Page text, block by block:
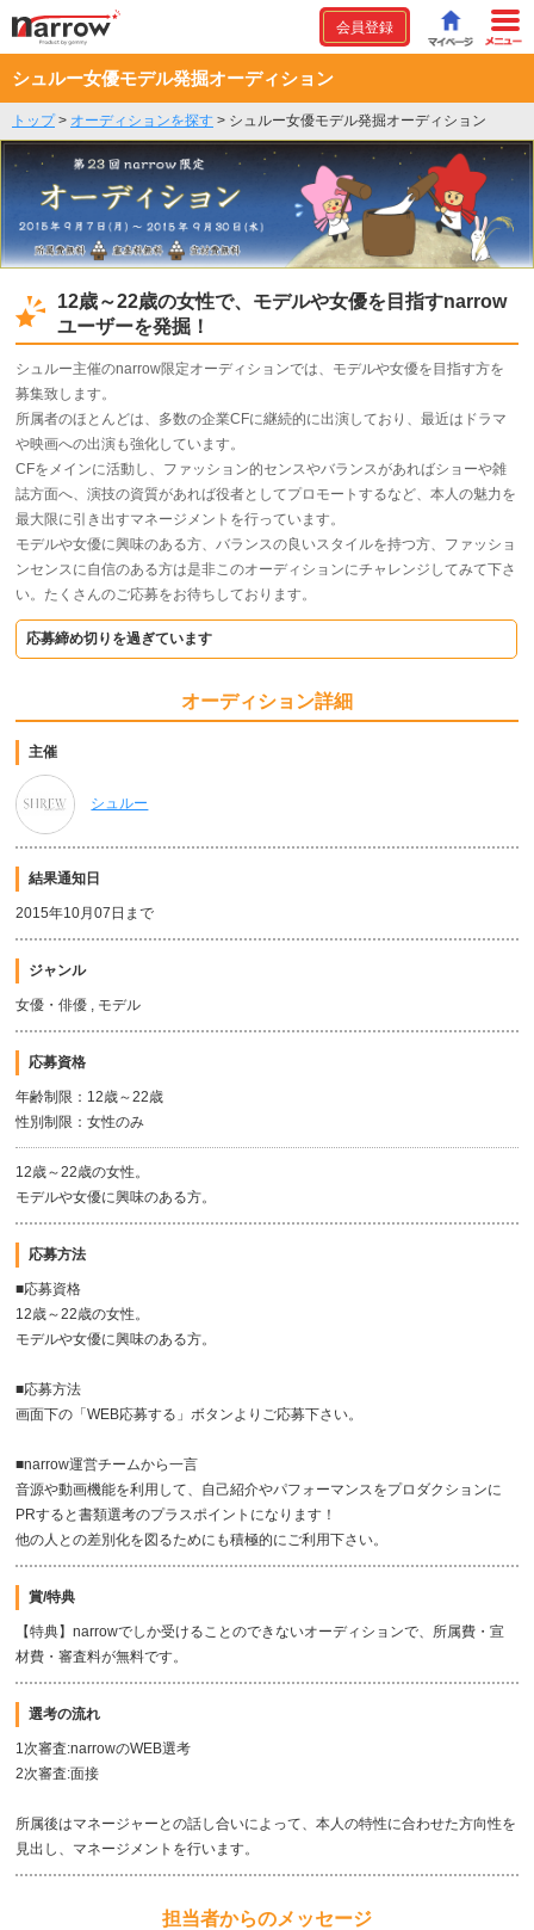
会員登録
シュルー女優モデル発掘オーディション
トップ> オーディションを探す > シュルー女優モデル発掘オーディション
12歳～22歳の女性で、モデルや女優を目指すnarrow
ユーザーを発掘！
シュルー主催のnarrow限定オーディションでは、モデルや女優を目指す方を
募集致します。
所属者のほとんどは、多数の企業CFに継続的に出演しており、最近はドラマ
や映画への出演も強化しています。
CFをメインに活動し、ファッション的センスやバランスがあればショーや雑
誌方面へ、演技の資質があれば役者としてプロモートするなど、本人の魅力を
最大限に引き出すマネージメントを行っています。
モデルや女優に興味のある方、バランスの良いスタイルを持つ方、ファッショ
ンセンスに自信のある方は是非このオーディションにチャレンジしてみて下さ
い。たくさんのご応募をお待ちしております。
応募締め切りを過ぎています
オーディション詳細
主催
シュルー
結果通知日
2015年10月07日まで
ジャンル
女優・俳優 , モデル
応募資格
年齢制限：12歳～22歳
性別制限：女性のみ
12歳～22歳の女性。
モデルや女優に興味のある方。
応募方法
■応募資格
12歳～22歳の女性。
モデルや女優に興味のある方。
■応募方法
画面下の「WEB応募する」ボタンよりご応募下さい。
■narrow運営チームから一言
音源や動画機能を利用して、自己紹介やパフォーマンスをプロダクションに
PRすると書類選考のプラスポイントになります！
他の人との差別化を図るためにも積極的にご利用下さい。
賞/特典
【特典】narrowでしか受けることのできないオーディションで、所属費・宣
材費・審査料が無料です。
選考の流れ
1次審査:narrowのWEB選考
2次審査:面接
所属後はマネージャーとの話し合いによって、本人の特性に合わせた方向性を
見出し、マネージメントを行います。
担当者からのメッセージ